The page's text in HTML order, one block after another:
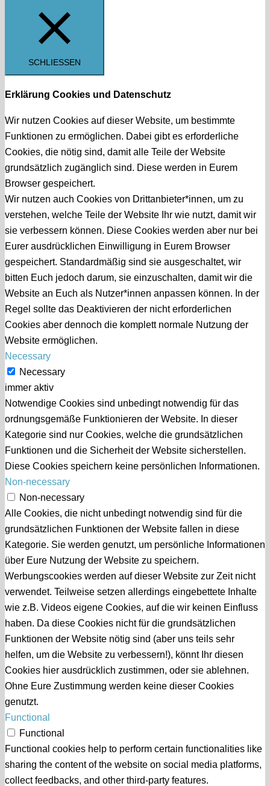
SCHLIESSEN
Erklärung Cookies und Datenschutz
Wir nutzen Cookies auf dieser Website, um bestimmte
Funktionen zu ermöglichen. Dabei gibt es erforderliche
Cookies, die nötig sind, damit alle Teile der Website
grundsätzlich zugänglich sind. Diese werden in Eurem
Browser gespeichert.
Wir nutzen auch Cookies von Drittanbieter*innen, um zu
verstehen, welche Teile der Website Ihr wie nutzt, damit wir
sie verbessern können. Diese Cookies werden aber nur bei
Eurer ausdrücklichen Einwilligung in Eurem Browser
gespeichert. Standardmäßig sind sie ausgeschaltet, wir
bitten Euch jedoch darum, sie einzuschalten, damit wir die
Website an Euch als Nutzer*innen anpassen können. In der
Regel sollte das Deaktivieren der nicht erforderlichen
Cookies aber dennoch die komplett normale Nutzung der
Website ermöglichen.
Necessary
Necessary
immer aktiv
Notwendige Cookies sind unbedingt notwendig für das
ordnungsgemäße Funktionieren der Website. In dieser
Kategorie sind nur Cookies, welche die grundsätzlichen
Funktionen und die Sicherheit der Website sicherstellen.
Diese Cookies speichern keine persönlichen Informationen.
Non-necessary
Non-necessary
Alle Cookies, die nicht unbedingt notwendig sind für die
grundsätzlichen Funktionen der Website fallen in diese
Kategorie. Sie werden genutzt, um persönliche Informationen
über Eure Nutzung der Website zu speichern.
Werbungscookies werden auf dieser Website zur Zeit nicht
verwendet. Teilweise setzen allerdings eingebettete Inhalte
wie z.B. Videos eigene Cookies, auf die wir keinen Einfluss
haben. Da diese Cookies nicht für die grundsätzlichen
Funktionen der Website nötig sind (aber uns teils sehr
helfen, um die Website zu verbessern!), könnt Ihr diesen
Cookies hier ausdrücklich zustimmen, oder sie ablehnen.
Ohne Eure Zustimmung werden keine dieser Cookies
genutzt.
Functional
Functional
Functional cookies help to perform certain functionalities like
sharing the content of the website on social media platforms,
collect feedbacks, and other third-party features.